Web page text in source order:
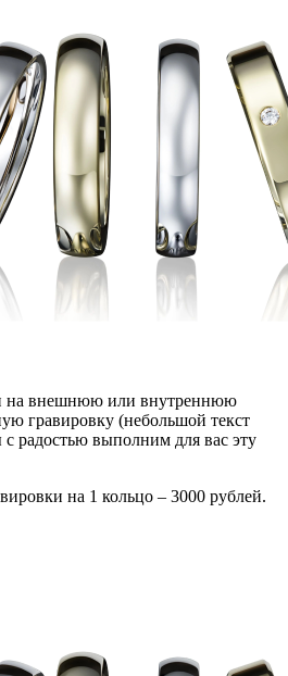
на внешнюю или внутреннюю
гравировку (небольшой текст
радостью выполним для вас эту
на 1 кольцо – 3000 рублей.